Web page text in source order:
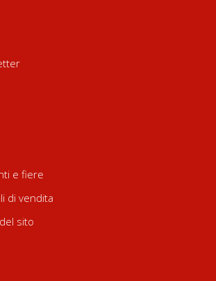
e fiere
di vendita
sito